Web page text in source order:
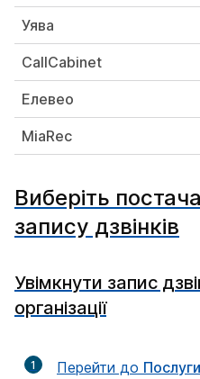
Уява
CallCabinet
Елевео
MiaRec
Виберіть
запису дзвінків
Увімкнути запис
організації
1 Перейти до Послуги